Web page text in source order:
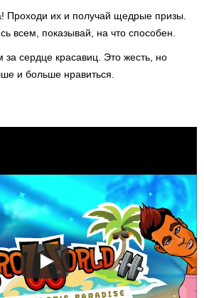
их и получай щедрые призы.
всем, показывай, на что способен.
за сердце красавиц. Это жесть, но
и больше нравиться.